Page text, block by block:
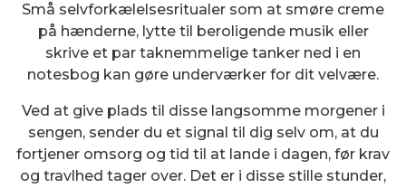
Små selvforkælelsesritualer som at smøre creme
på hænderne, lytte til beroligende musik eller
skrive et par taknemmelige tanker ned i en
notesbog kan gøre underværker for dit velvære.
Ved at give plads til disse langsomme morgener i
sengen, sender du et signal til dig selv om, at du
fortjener omsorg og tid til at lande i dagen, før krav
og travlhed tager over. Det er i disse stille stunder,